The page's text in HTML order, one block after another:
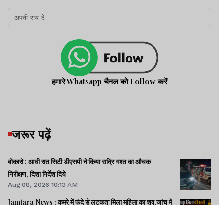
हमारे Whatsapp चैनल को Follow करें
जरूर पढ़ें
बोकारो : आधी रात सिटी डीएसपी ने किया रात्रि गश्त का औचक
निरीक्षण, दिशा निर्देश दिये
Aug 08, 2026 10:13 AM
Jamtara News : कमरे में फंदे से लटकता मिला महिला का शव,जांच में